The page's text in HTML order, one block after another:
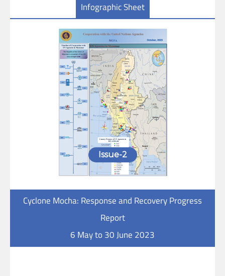
Infographic Sheet
Issue-2
Cyclone Mocha: Response and Recovery Progress
Report
6 May to 30 June 2023